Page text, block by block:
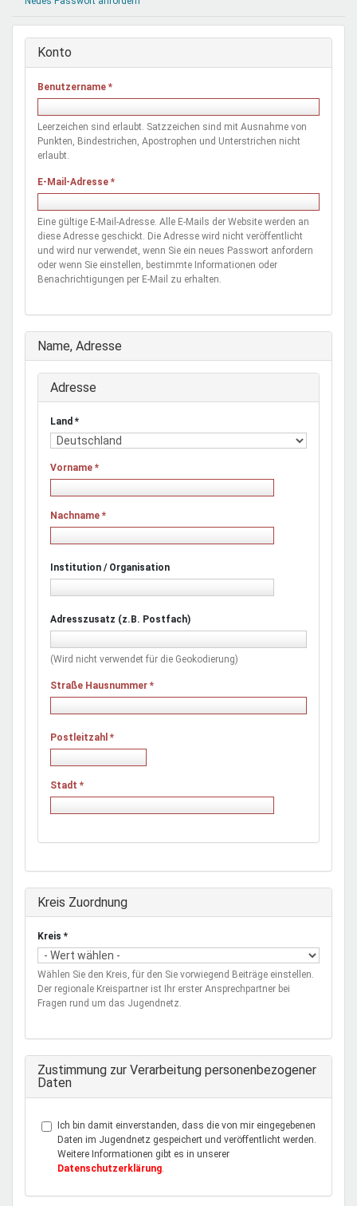
Schule & Beruf
Demokratie & Beteiligung
Konto
Benutzername *
Leerzeichen sind erlaubt. Satzzeichen sind mit Ausnahme von
Punkten, Bindestrichen, Apostrophen und Unterstrichen nicht
erlaubt.
E-Mail-Adresse *
Eine gültige E-Mail-Adresse. Alle E-Mails der Website werden an
diese Adresse geschickt. Die Adresse wird nicht veröffentlicht
und wird nur verwendet, wenn Sie ein neues Passwort anfordern
oder wenn Sie einstellen, bestimmte Informationen oder
Benachrichtigungen per E-Mail zu erhalten.
Ausblenden
Name, Adresse
Adresse
Land *
Vorname *
Nachname *
Institution / Organisation
Adresszusatz (z.B. Postfach)
(Wird nicht verwendet für die Geokodierung)
Straße Hausnummer *
Postleitzahl *
Stadt *
Ausblenden
Kreis Zuordnung
Kreis *
Wählen Sie den Kreis, für den Sie vorwiegend Beiträge einstellen.
Der regionale Kreispartner ist Ihr erster Ansprechpartner bei
Fragen rund um das Jugendnetz.
Zustimmung zur Verarbeitung personenbezogener
Daten
Ich bin damit einverstanden, dass die von mir eingegebenen
Daten im Jugendnetz gespeichert und veröffentlicht werden.
Weitere Informationen gibt es in unserer
Datenschutzerklärung